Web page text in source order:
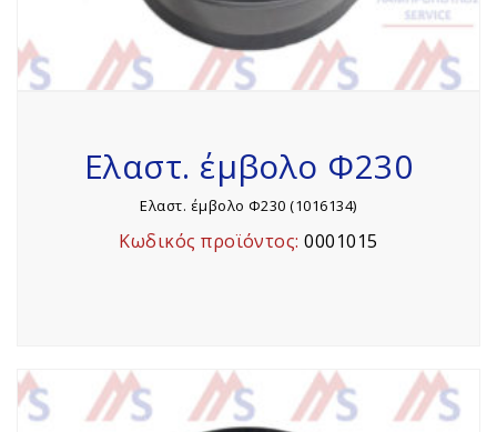
Ελαστ. έμβολο Φ230
Ελαστ. έμβολο Φ230 (1016134)
Κωδικός προϊόντος:0001015